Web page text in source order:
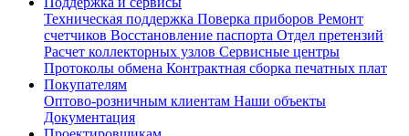
Техническая поддержка Поверка приборов Ремонт
счетчиков Восстановление паспорта Отдел претензий
Расчет коллекторных узлов Сервисные центры
Протоколы обмена Контрактная сборка печатных плат
Покупателям
Оптово-розничным клиентам Наши объекты
Документация